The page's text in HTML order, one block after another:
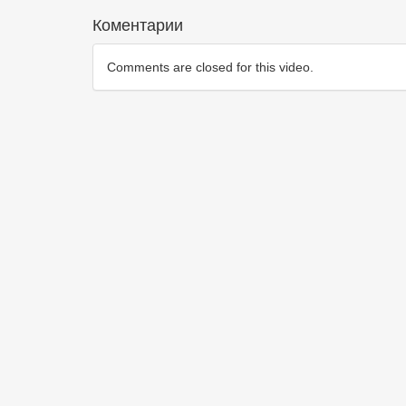
Коментарии
Comments are closed for this video.